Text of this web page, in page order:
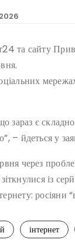
та сайту
зараз є
– йдеться у
через
із
росіяни
інтернет